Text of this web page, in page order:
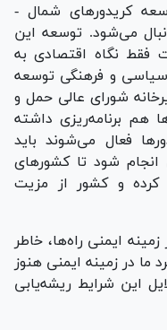
کریدور‌های شمال -
می‌شود. توسعه این
فقط نگاه اقتصادی به
سیاسی و فرهنگی توسعه
شورای عالی حمل و
هم برنامه‌ریزی داشته
فعال می‌شوند باید
انجام شود تا کشور‌های
کرده و کشور از مزیت
ایمنی راه‌ها، خاطر
ما در زمینه ایمنی هنوز
این شرایط ریشه‌یابی